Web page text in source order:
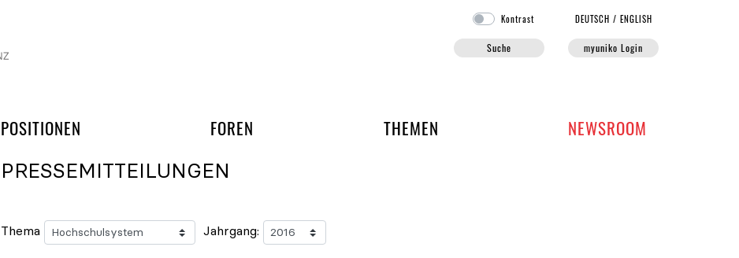
Kontrast DEUTSCH /ENGLISH
Suche myuniko Login
POSITIONEN FOREN UND ARBEITSGRUPPEN DER UNIKO
THEMEN NEWSROOM
PRESSEMITTEILUNGEN
Thema Jahrgang: